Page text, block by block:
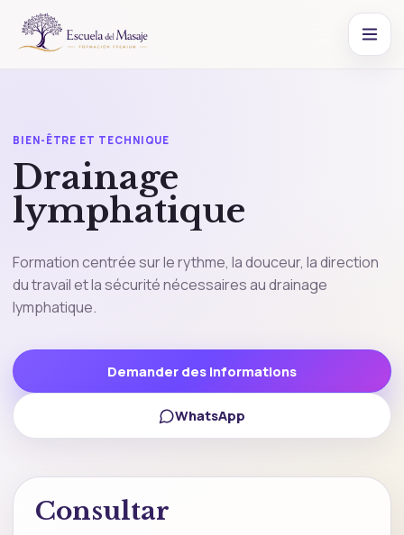
BIEN-ÊTRE ET TECHNIQUE
Drainage
lymphatique
Formation centrée sur le rythme, la douceur, la direction
du travail et la sécurité nécessaires au drainage
lymphatique.
Demander des informations
WhatsApp
Consultar